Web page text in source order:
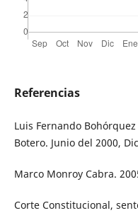
Referencias
Luis Fernando
Botero. Junio del 2000,
Marco Monroy Cabra.
Corte Constitucional,